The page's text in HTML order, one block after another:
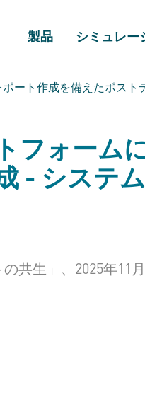
製品 シミュレー
ート作成を備えたポス
フォーム
- システ
共生」、2025年11月